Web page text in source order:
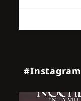
#Instagram